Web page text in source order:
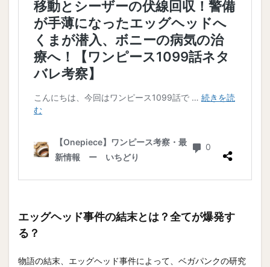
エッグヘッド事件の結末とは？全てが爆発す
る？
物語の結末、エッグヘッド事件によって、ベガパンクの研究